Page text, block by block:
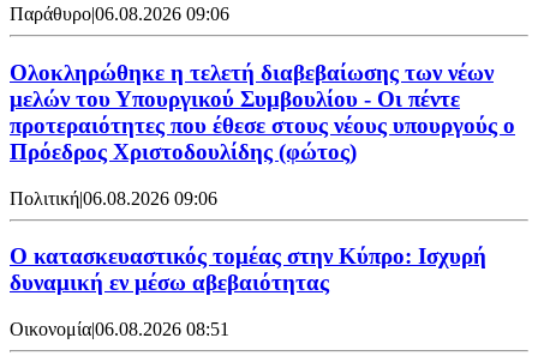
Παράθυρο|06.08.2026 09:06
Ολοκληρώθηκε η τελετή διαβεβαίωσης των νέων
μελών του Υπουργικού Συμβουλίου - Οι πέντε
προτεραιότητες που έθεσε στους νέους υπουργούς ο
Πρόεδρος Χριστοδουλίδης (φώτος)
Πολιτική|06.08.2026 09:06
Ο κατασκευαστικός τομέας στην Κύπρο: Ισχυρή
δυναμική εν μέσω αβεβαιότητας
Οικονομία|06.08.2026 08:51